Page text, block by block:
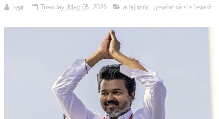
மதுரி Tuesday, May 05, 2026 தமிழ்நாடு, முதன்மைச் செய்திகள்